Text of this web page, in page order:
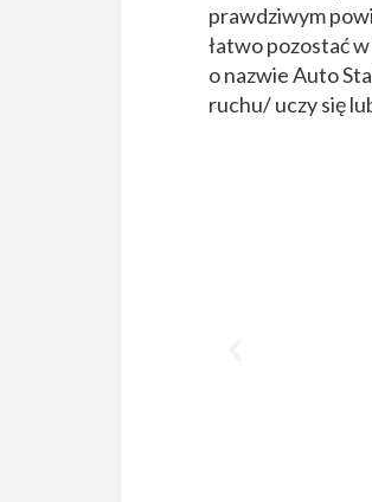
prawdziwym
łatwo pozostać
o nazwie Auto
ruchu/ uczy się